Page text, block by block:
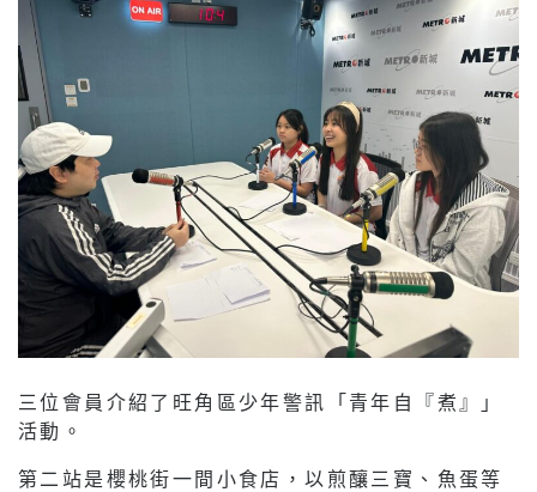
三位會員介紹了旺角區少年警訊「青年自『煮』」
活動。
第二站是櫻桃街一間小食店，以煎釀三寶、魚蛋等